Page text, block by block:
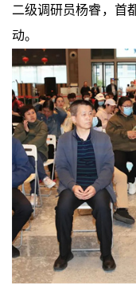
二级调研员杨睿，首
动。